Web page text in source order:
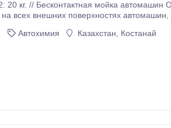
автомашин, средство с добавлением щелочи, используется без щётки и губки для
Автохимия Казахстан, Костанай